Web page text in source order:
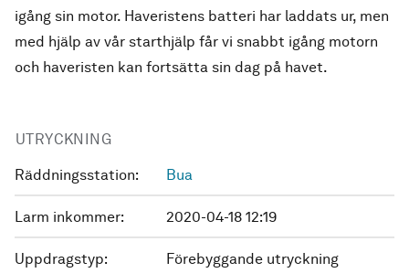
igång sin motor. Haveristens batteri har laddats ur, men
med hjälp av vår starthjälp får vi snabbt igång motorn
och haveristen kan fortsätta sin dag på havet.
UTRYCKNING
Räddningsstation: Bua
Larm inkommer: 2020-04-18 12:19
Uppdragstyp: Förebyggande utryckning